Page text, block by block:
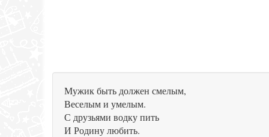
Мужик быть должен смелым,
Веселым и умелым.
С друзьями водку пить
И Родину любить.